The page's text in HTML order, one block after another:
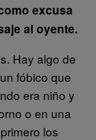
excusa
al oyente.
Hay algo de
fóbico que
era niño y
o en una
los